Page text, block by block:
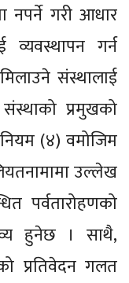
नपर्ने गरी आधार
व्यवस्थापन गर्न
संस्थालाई
प्रमुखको
(४) वमोजिम
उल्लेख
पर्वतारोहणको
हुनेछ । साथै,
प्रतिवेदन गलत